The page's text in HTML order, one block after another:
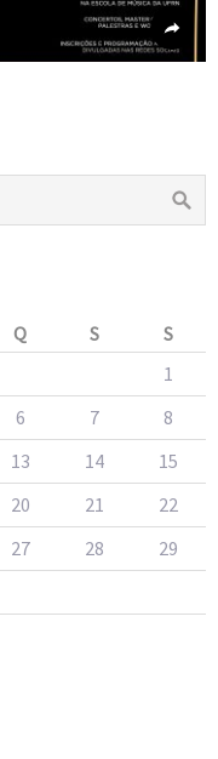
Q S
S
1
6 7
8
13 14
15
20 21
22
27 28
29